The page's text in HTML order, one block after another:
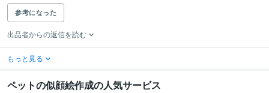
参考になった
出品者からの返信を読む
もっと見る
ペットの似顔絵作成の人気サービス